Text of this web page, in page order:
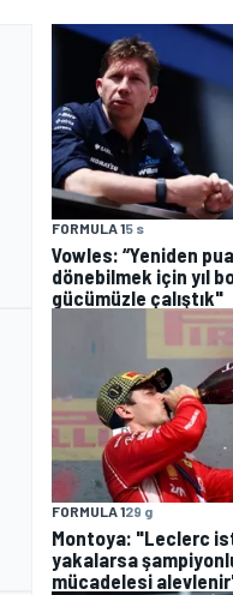
FORMULA 15 s
Vowles: “Yeniden
dönebilmek için yıl
gücümüzle çalıştık"
FORMULA 129 g
Montoya: "Leclerc
yakalarsa
mücadelesi